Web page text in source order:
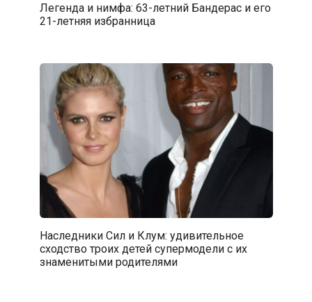
Легенда и нимфа: 63-летний Бандерас и его
21-летняя избранница
Наследники Сил и Клум: удивительное
сходство троих детей супермодели с их
знаменитыми родителями